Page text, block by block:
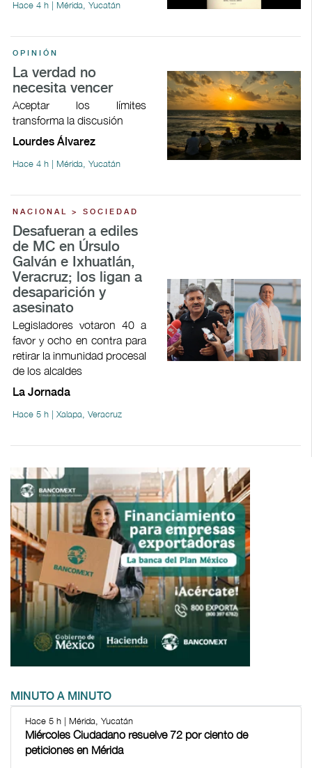
Hace 4 h | Mérida, Yucatán
OPINIÓN
La verdad no
necesita vencer
Aceptar los límites
transforma la discusión
Lourdes Álvarez
Hace 4 h | Mérida, Yucatán
NACIONAL > SOCIEDAD
Desafueran a ediles
de MC en Úrsulo
Galván e Ixhuatlán,
Veracruz; los ligan a
desaparición y
asesinato
Legisladores votaron 40 a
favor y ocho en contra para
retirar la inmunidad procesal
de los alcaldes
La Jornada
Hace 5 h | Xalapa, Veracruz
MINUTO A MINUTO
Hace 5 h | Mérida, Yucatán
Miércoles Ciudadano resuelve 72 por ciento de
peticiones en Mérida